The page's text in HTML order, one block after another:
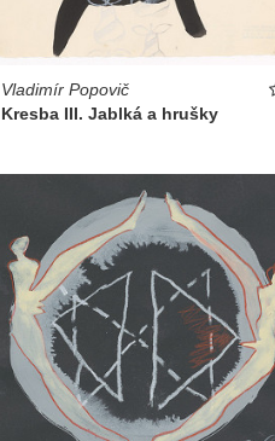
Vladimír Popovič
Kresba III. Jablká a hrušky